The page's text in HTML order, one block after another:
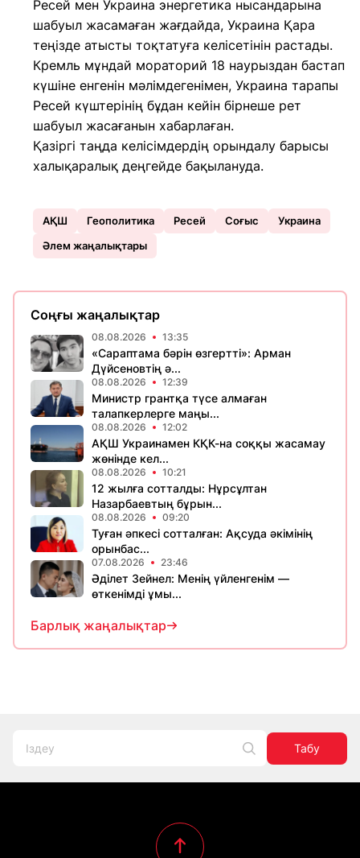
Ресей мен Украина энергетика нысандарына
шабуыл жасамаған жағдайда, Украина Қара
теңізде атысты тоқтатуға келісетінін растады.
Кремль мұндай мораторий 18 наурыздан бастап
күшіне енгенін мәлімдегенімен, Украина тарапы
Ресей күштерінің бұдан кейін бірнеше рет
шабуыл жасағанын хабарлаған.
Қазіргі таңда келісімдердің орындалу барысы
халықаралық деңгейде бақылануда.
АҚШ Геополитика Ресей Соғыс
Украина
Әлем жаңалықтары
Соңғы жаңалықтар
08.08.2026 13:35
«Сараптама бәрін өзгертті»: Арман
Дүйсеновтің ә...
08.08.2026 12:39
Министр грантқа түсе алмаған
талапкерлерге маңы...
08.08.2026 12:02
АҚШ Украинамен КҚК-на соққы жасамау
жөнінде кел...
08.08.2026 10:21
12 жылға сотталды: Нұрсұлтан
Назарбаевтың бұрын...
08.08.2026 09:20
Туған әпкесі сотталған: Ақсуда әкімінің
орынбас...
07.08.2026 23:46
Әділет Зейнел: Менің үйленгенім —
өткенімді ұмы...
Барлық жаңалықтар
Табу